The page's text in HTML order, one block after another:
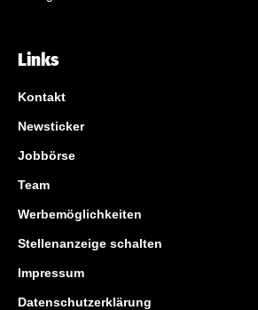
Links
Kontakt
Newsticker
Jobbörse
Team
Werbemöglichkeiten
Stellenanzeige schalten
Impressum
Datenschutzerklärung